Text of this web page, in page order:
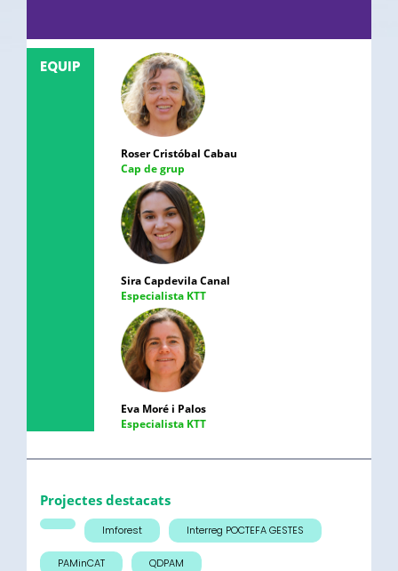
EQUIP
Roser Cristóbal Cabau
Cap de grup
Sira Capdevila Canal
Especialista KTT
Eva Moré i Palos
Especialista KTT
Projectes destacats
Imforest Interreg POCTEFA GESTES
PAMinCAT QDPAM